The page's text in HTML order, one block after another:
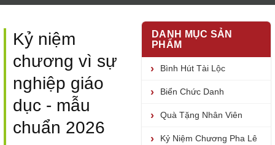
Kỷ niệm
chương vì sự
nghiệp giáo
dục - mẫu
chuẩn 2026
DANH MỤC SẢN
PHẨM
Bình Hút Tài Lộc
Biển Chức Danh
Quà Tặng Nhân Viên
Kỷ Niệm Chương Pha Lê